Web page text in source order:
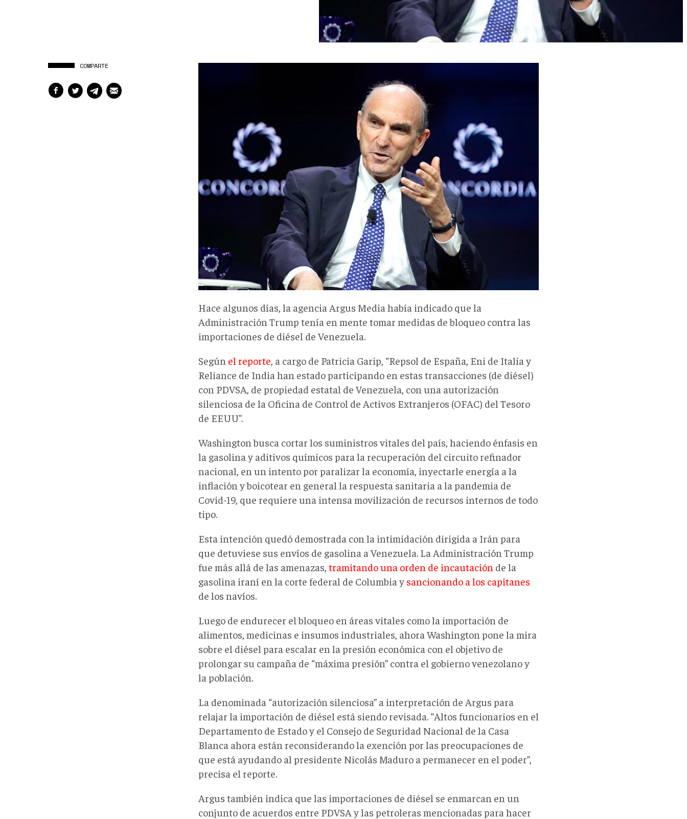
COMPARTE
Hace algunos días, la agencia Argus Media había indicado que la
Administración Trump tenía en mente tomar medidas de bloqueo contra las
importaciones de diésel de Venezuela.
Según el reporte , a cargo de Patricia Garip, “Repsol de España, Eni de Italia y
Reliance de India han estado participando en estas transacciones (de diésel)
con PDVSA, de propiedad estatal de Venezuela, con una autorización
silenciosa de la Oficina de Control de Activos Extranjeros (OFAC) del Tesoro
de EEUU”.
Washington busca cortar los suministros vitales del país, haciendo énfasis en
la gasolina y aditivos químicos para la recuperación del circuito refinador
nacional, en un intento por paralizar la economía, inyectarle energía a la
inflación y boicotear en general la respuesta sanitaria a la pandemia de
Covid-19, que requiere una intensa movilización de recursos internos de todo
tipo.
Esta intención quedó demostrada con la intimidación dirigida a Irán para
que detuviese sus envíos de gasolina a Venezuela. La Administración Trump
fue más allá de las amenazas, tramitando una orden de incautación de la
gasolina iraní en la corte federal de Columbia y sancionando a los capitanes
de los navíos.
Luego de endurecer el bloqueo en áreas vitales como la importación de
alimentos, medicinas e insumos industriales, ahora Washington pone la mira
sobre el diésel para escalar en la presión económica con el objetivo de
prolongar su campaña de “máxima presión” contra el gobierno venezolano y
la población.
La denominada “autorización silenciosa” a interpretación de Argus para
relajar la importación de diésel está siendo revisada. “Altos funcionarios en el
Departamento de Estado y el Consejo de Seguridad Nacional de la Casa
Blanca ahora están reconsiderando la exención por las preocupaciones de
que está ayudando al presidente Nicolás Maduro a permanecer en el poder”,
precisa el reporte.
Argus también indica que las importaciones de diésel se enmarcan en un
conjunto de acuerdos entre PDVSA y las petroleras mencionadas para hacer